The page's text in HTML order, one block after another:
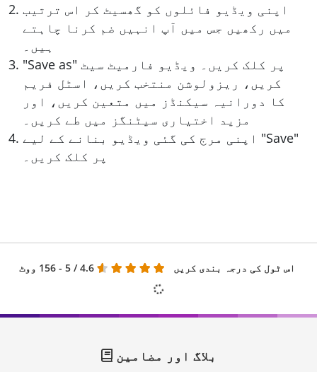
اپنی ویڈیو فائلوں کو گھسیٹ کر اس ترتیب
میں رکھیں جس میں آپ انہیں ضم کرنا چاہتے
ہیں۔
"Save as" پر کلک کریں۔ ویڈیو فارمیٹ سیٹ
کریں، ریزولوشن منتخب کریں، اسٹل فریم
کا دورانیہ سیکنڈز میں متعین کریں، اور
مزید اختیاری سیٹنگز میں طے کریں۔
اپنی مرج کی گئی ویڈیو بنانے کے لیے "Save"
پر کلک کریں۔
اس ٹول کی درجہ بندی کریں 4.6 / 5 - 156 ووٹ
بلاگ اور مضامین